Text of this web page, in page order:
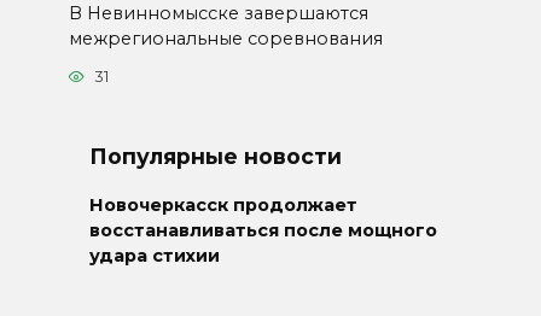
В Невинномысске завершаются
межрегиональные соревнования
31
Популярные новости
Новочеркасск продолжает
восстанавливаться после мощного
удара стихии